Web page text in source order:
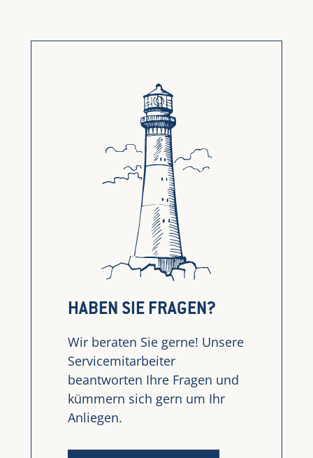
HABEN SIE FRAGEN?
Wir beraten Sie gerne! Unsere
Servicemitarbeiter
beantworten Ihre Fragen und
kümmern sich gern um Ihr
Anliegen.